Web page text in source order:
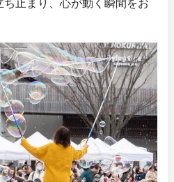
止まり、心が動く瞬間をお